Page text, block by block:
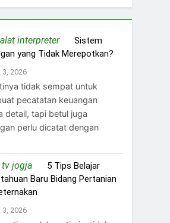
interpreteron Sistem
yang Tidak Merepotkan?
2026
tidak sempat untuk
pecatatan keuangan
detail, tapi betul juga
perlu dicatat dengan
jogjaon 5 Tips Belajar
Baru Bidang Pertanian
2026